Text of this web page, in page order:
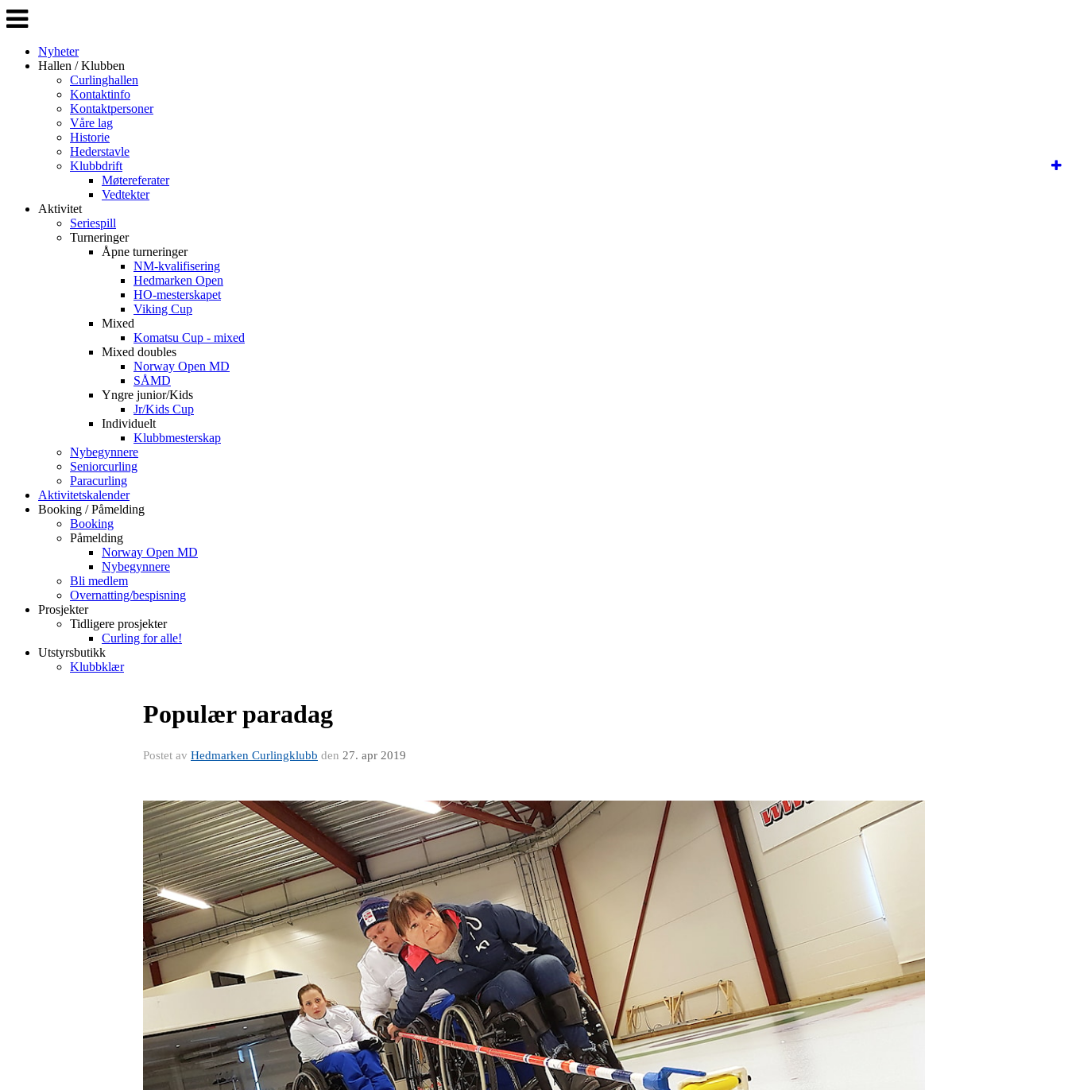
Veksle
navigasjon
Nyheter
Hallen / Klubben
Curlinghallen
Kontaktinfo
Kontaktpersoner
Våre lag
Historie
Hederstavle
Klubbdrift
Møtereferater
Vedtekter
Aktivitet
Seriespill
Turneringer
Åpne turneringer
NM-kvalifisering
Hedmarken Open
HO-mesterskapet
Viking Cup
Mixed
Komatsu Cup - mixed
Mixed doubles
Norway Open MD
SÅMD
Yngre junior/Kids
Jr/Kids Cup
Individuelt
Klubbmesterskap
Nybegynnere
Seniorcurling
Paracurling
Aktivitetskalender
Booking / Påmelding
Booking
Påmelding
Norway Open MD
Nybegynnere
Bli medlem
Overnatting/bespisning
Prosjekter
Tidligere prosjekter
Curling for alle!
Utstyrsbutikk
Klubbklær
Populær paradag
Postet av Hedmarken Curlingklubb den 27. apr 2019